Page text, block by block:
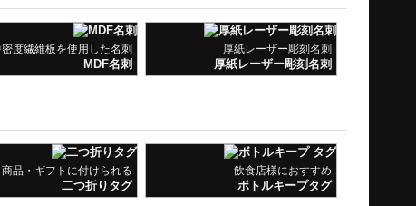
商品・ギフトに付けられる
二つ折りタグ
飲食店様におすすめ
ボトルキープタグ